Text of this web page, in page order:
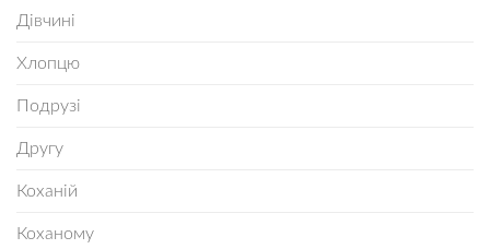
Дівчині
Хлопцю
Подрузі
Другу
Коханій
Коханому